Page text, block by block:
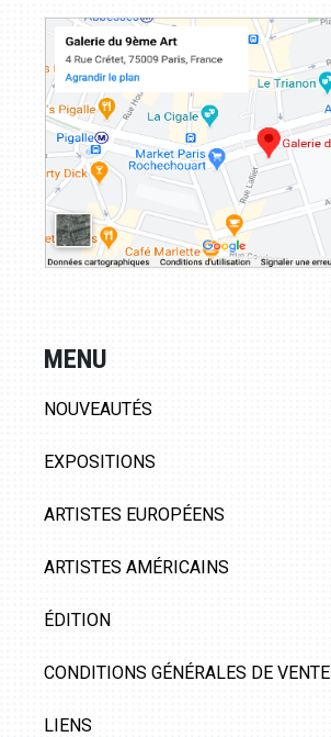
MENU
NOUVEAUTÉS
EXPOSITIONS
ARTISTES EUROPÉENS
ARTISTES AMÉRICAINS
ÉDITION
CONDITIONS GÉNÉRALES DE VENTE
LIENS